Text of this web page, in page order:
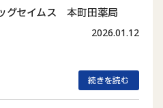
グセイムス 本町田薬局
2026.01.12
続きを読む